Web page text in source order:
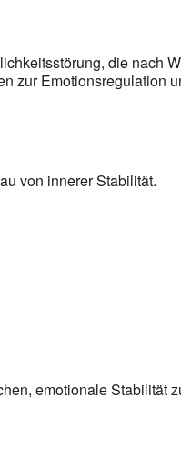
die nach
zur Emotionsregulation
von innerer Stabilität.
emotionale Stabilität